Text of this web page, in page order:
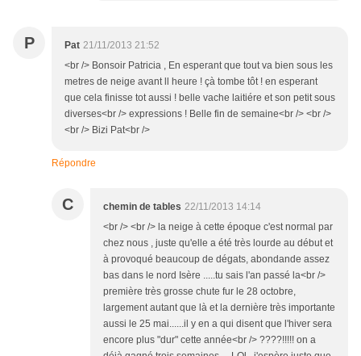
P Pat 21/11/2013 21:52
<br /> Bonsoir Patricia , En esperant que tout va bien sous les
metres de neige avant ll heure ! çà tombe tôt ! en esperant
que cela finisse tot aussi ! belle vache laitiére et son petit sous
diverses<br /> expressions ! Belle fin de semaine<br /> <br />
<br /> Bizi Pat<br />
Répondre
C chemin de tables 22/11/2013 14:14
<br /> <br /> la neige à cette époque c'est normal par
chez nous , juste qu'elle a été très lourde au début et
à provoqué beaucoup de dégats, abondande assez
bas dans le nord Isère .....tu sais l'an passé la<br />
première très grosse chute fur le 28 octobre,
largement autant que là et la dernière très importante
aussi le 25 mai......il y en a qui disent que l'hiver sera
encore plus "dur" cette année<br /> ????!!!!! on a